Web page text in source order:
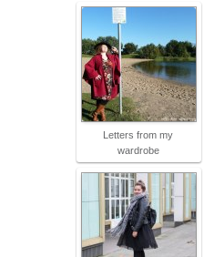
Letters from my
wardrobe